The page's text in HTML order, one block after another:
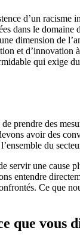
d’un
dans le
dimension de
et d’innovation
qui exige
prendre des
avoir des
du
servir une
entendre
Ce que
vous